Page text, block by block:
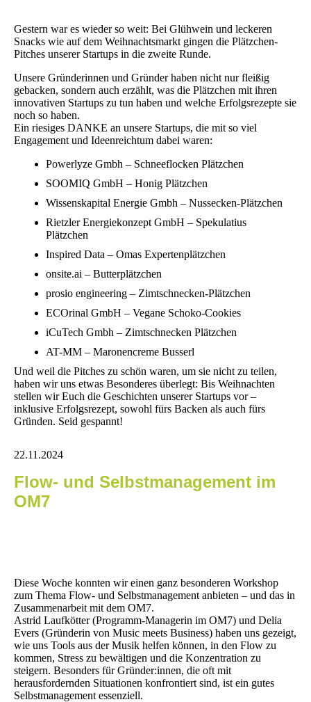
Gestern war es wieder so weit: Bei Glühwein und leckeren
Snacks wie auf dem Weihnachtsmarkt gingen die Plätzchen-
Pitches unserer Startups in die zweite Runde.
Unsere Gründerinnen und Gründer haben nicht nur fleißig
gebacken, sondern auch erzählt, was die Plätzchen mit ihren
innovativen Startups zu tun haben und welche Erfolgsrezepte sie
noch so haben.
Ein riesiges DANKE an unsere Startups, die mit so viel
Engagement und Ideenreichtum dabei waren:
Powerlyze Gmbh – Schneeflocken Plätzchen
SOOMIQ GmbH – Honig Plätzchen
Wissenskapital Energie Gmbh – Nussecken-Plätzchen
Rietzler Energiekonzept GmbH – Spekulatius
Plätzchen
Inspired Data – Omas Expertenplätzchen
onsite.ai – Butterplätzchen
prosio engineering – Zimtschnecken-Plätzchen
ECOrinal GmbH – Vegane Schoko-Cookies
iCuTech Gmbh – Zimtschnecken Plätzchen
AT-MM – Maronencreme Busserl
Und weil die Pitches zu schön waren, um sie nicht zu teilen,
haben wir uns etwas Besonderes überlegt: Bis Weihnachten
stellen wir Euch die Geschichten unserer Startups vor –
inklusive Erfolgsrezept, sowohl fürs Backen als auch fürs
Gründen. Seid gespannt!
22.11.2024
Flow- und Selbstmanagement im
OM7
Diese Woche konnten wir einen ganz besonderen Workshop
zum Thema Flow- und Selbstmanagement anbieten – und das in
Zusammenarbeit mit dem OM7.
Astrid Laufkötter (Programm-Managerin im OM7) und Delia
Evers (Gründerin von Music meets Business) haben uns gezeigt,
wie uns Tools aus der Musik helfen können, in den Flow zu
kommen, Stress zu bewältigen und die Konzentration zu
steigern. Besonders für Gründer:innen, die oft mit
herausfordernden Situationen konfrontiert sind, ist ein gutes
Selbstmanagement essenziell.